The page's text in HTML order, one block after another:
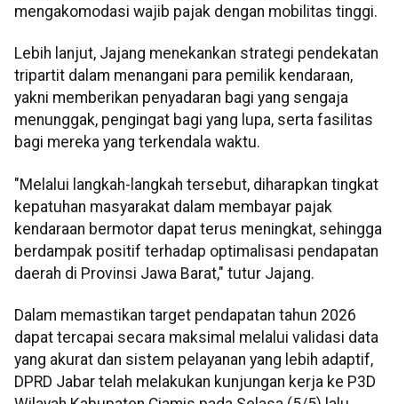
mengakomodasi wajib pajak dengan mobilitas tinggi.
Lebih lanjut, Jajang menekankan strategi pendekatan
tripartit dalam menangani para pemilik kendaraan,
yakni memberikan penyadaran bagi yang sengaja
menunggak, pengingat bagi yang lupa, serta fasilitas
bagi mereka yang terkendala waktu.
"Melalui langkah-langkah tersebut, diharapkan tingkat
kepatuhan masyarakat dalam membayar pajak
kendaraan bermotor dapat terus meningkat, sehingga
berdampak positif terhadap optimalisasi pendapatan
daerah di Provinsi Jawa Barat," tutur Jajang.
Dalam memastikan target pendapatan tahun 2026
dapat tercapai secara maksimal melalui validasi data
yang akurat dan sistem pelayanan yang lebih adaptif,
DPRD Jabar telah melakukan kunjungan kerja ke P3D